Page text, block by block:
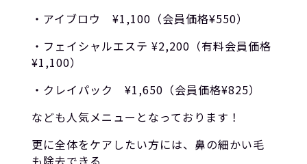
・アイブロウ ¥1,100（会員価格¥550）
・フェイシャルエステ ¥2,200（有料会員価格
¥1,100）
・クレイパック ¥1,650（会員価格¥825）
なども人気メニューとなっております！
更に全体をケアしたい方には、鼻の細かい毛
も除去できる